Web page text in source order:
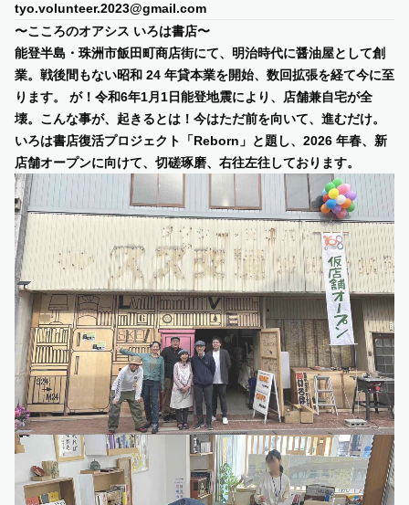
tyo.volunteer.2023@gmail.com
〜こころのオアシス いろは書店〜
能登半島・珠洲市飯⽥町商店街にて、明治時代に醤油屋として創
業。戦後間もない昭和 24 年貸本業を開始、数回拡張を経て今に⾄
ります。 が！令和6年1⽉1⽇能登地震により、店舗兼⾃宅が全
壊。こんな事が、起きるとは！今はただ前を向いて、進むだけ。
いろは書店復活プロジェクト「Reborn」と題し、2026 年春、新
店舗オープンに向けて、切磋琢磨、右往左往しております。